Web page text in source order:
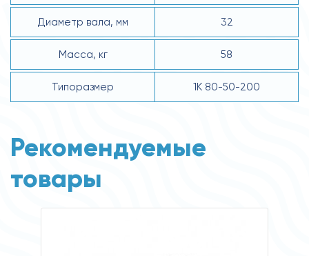
Диаметр вала, мм 32
Масса, кг 58
Типоразмер 1К 80-50-200
Рекомендуемые
товары